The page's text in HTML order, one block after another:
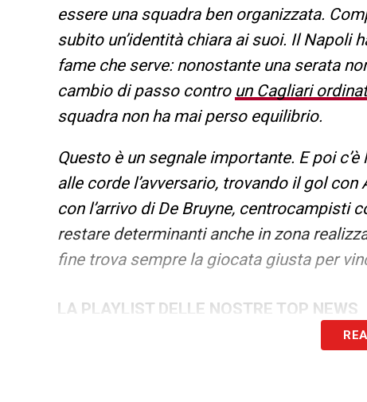
essere una squadra ben organizzata.
subito un’identità chiara ai suoi. Il Napoli
fame che serve: nonostante una serata
cambio di passo contro un Cagliari
squadra non ha mai perso equilibrio.
Questo è un segnale importante. E poi
alle corde l’avversario, trovando il gol
con l’arrivo di De Bruyne, centrocampisti
restare determinanti anche in zona
fine trova sempre la giocata giusta per
LA PLAYLIST DELLE NOSTRE TOP NEWS